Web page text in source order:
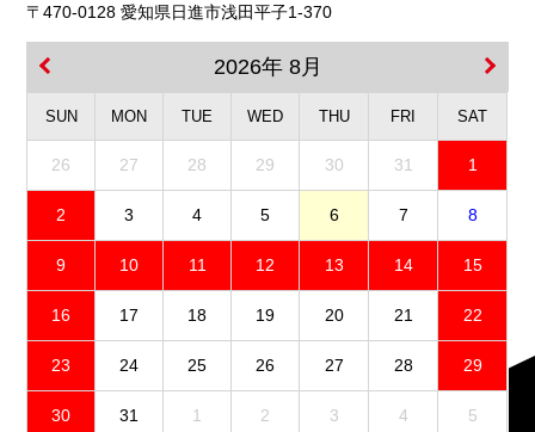
〒470-0128 愛知県日進市浅田平子1-370
2026年 8月
SUN MON TUE WED THU FRI SAT
26 27 28 29 30 31 1
2 3 4 5 6 7 8
9 10 11 12 13 14 15
16 17 18 19 20 21 22
23 24 25 26 27 28 29
30 31 1 2 3 4 5